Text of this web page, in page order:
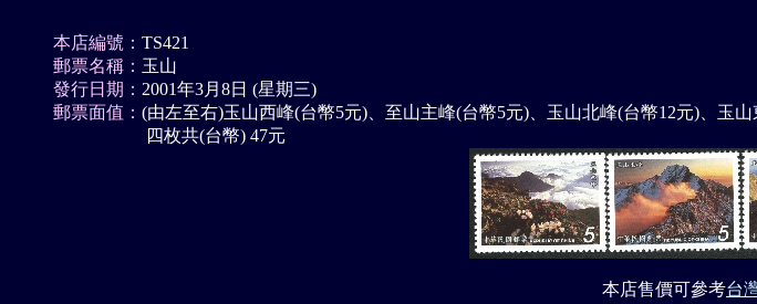
本店編號： TS421
郵票名稱： 玉山
發行日期： 2001年3月8日 (星期三)
郵票面值： (由左至右)玉山西峰(台幣5元)、至山主峰(台幣5元)、玉山北峰(台幣12元)、玉
四枚共(台幣) 47元
本店售價可參考台